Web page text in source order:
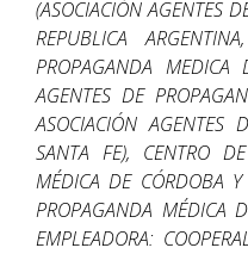
(ASOCIACIÓN AGENTES
REPUBLICA
PROPAGANDA MEDICA
AGENTES DE
ASOCIACIÓN AGENTES
SANTA FE), CENTRO
MÉDICA DE CÓRDOBA
PROPAGANDA MÉDICA
EMPLEADORA: